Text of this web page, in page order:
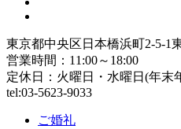
東京都中央区日本橋浜町2-5-1
営業時間：11:00～18:00
定休日：火曜日・水曜日(年末
tel:03-5623-9033
ご婚礼